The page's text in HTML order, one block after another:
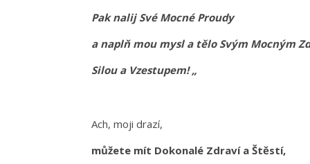
Pak nalij Své Mocné Proudy
a naplň mou mysl a tělo Svým Mocným
Silou a Vzestupem! „
Ach, moji drazí,
můžete mít Dokonalé Zdraví a Štěstí,